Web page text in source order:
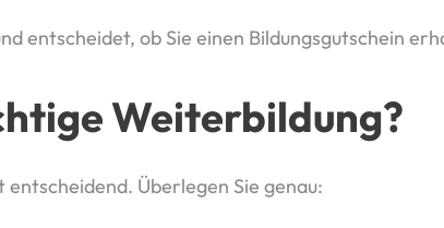
entscheidet, ob Sie einen Bildungsgutschein
Weiterbildung?
Überlegen Sie genau: